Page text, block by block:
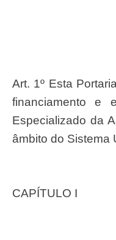
Art. 1º Esta Portaria dispõe sobre as regras de
financiamento e
Especializado da
âmbito do Sistema
CAPÍTULO I